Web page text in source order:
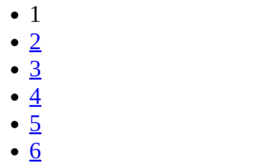
1
2
3
4
5
6